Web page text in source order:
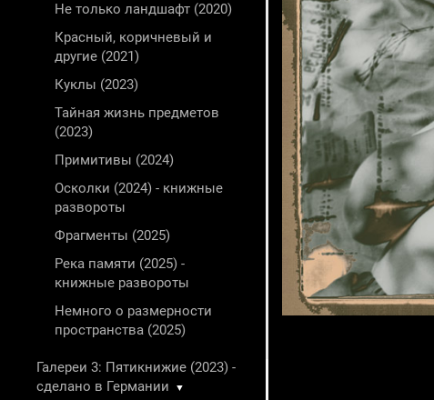
Не только ландшафт (2020)
Красный, коричневый и
другие (2021)
Куклы (2023)
Тайная жизнь предметов
(2023)
Примитивы (2024)
Осколки (2024) - книжные
развороты
Фрагменты (2025)
Река памяти (2025) -
книжные развороты
Немного о размерности
пространства (2025)
Галереи 3: Пятикнижие (2023) -
сделано в Германии
▼